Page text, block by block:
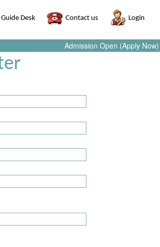
Guide Desk Contact us Login
Admission Open (Apply Now)